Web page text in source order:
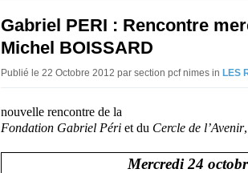
Gabriel PERI : Rencontre
Michel BOISSARD
Publié le 22 Octobre 2012 par section pcf nimes in LES
nouvelle rencontre de la
Fondation Gabriel Péri et du Cercle de l’Avenir
Mercredi 24